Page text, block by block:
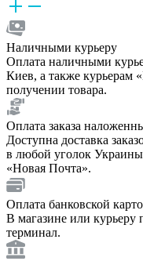
Наличными курьеру
Оплата наличными
Киев, а также курьерам
получении товара.
Оплата заказа
Доступна доставка
в любой уголок
«Новая Почта».
Оплата банковской
В магазине или курьеру
терминал.